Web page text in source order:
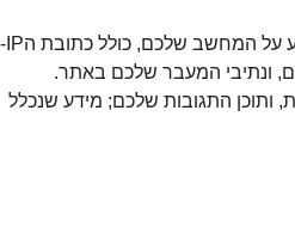
על המחשב שלכם, כולל כתובת ה-IP
ונתיבי המעבר שלכם באתר.
התגובות שלכם; מידע שנכלל